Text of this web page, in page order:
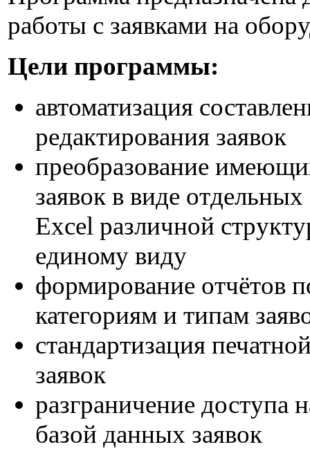
работы с заявками на
Цели программы:
автоматизация
редактирования заявок
преобразование
заявок в виде
Excel различной
единому виду
формирование отчётов
категориям и типам
стандартизация
заявок
разграничение доступа
базой данных заявок